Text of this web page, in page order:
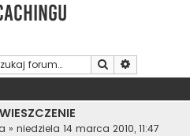
Szukaj
» niedziela 14 marca 2010, 11:47